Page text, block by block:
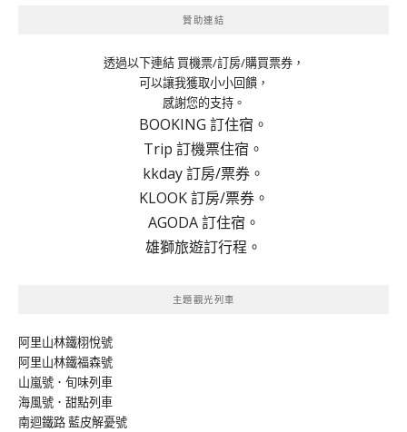
贊助連結
透過以下連結 買機票/訂房/購買票券，
可以讓我獲取小小回饋，
感謝您的支持。
BOOKING 訂住宿。
Trip 訂機票住宿。
kkday 訂房/票券。
KLOOK 訂房/票券。
AGODA 訂住宿。
雄獅旅遊訂行程。
主題觀光列車
阿里山林鐵栩悅號
阿里山林鐵福森號
山嵐號．旬味列車
海風號．甜點列車
南迴鐵路 藍皮解憂號